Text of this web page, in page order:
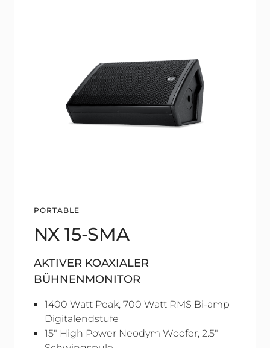
PORTABLE
NX 15-SMA
AKTIVER KOAXIALER
BÜHNENMONITOR
1400 Watt Peak, 700 Watt RMS Bi-amp
Digitalendstufe
15" High Power Neodym Woofer, 2.5"